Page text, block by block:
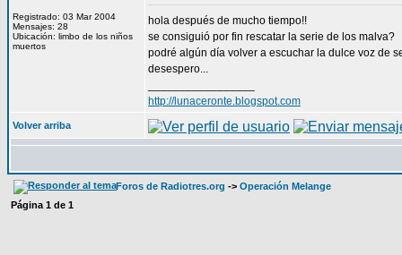
Registrado: 03 Mar 2004
Mensajes: 28
Ubicación: limbo de los niños
muertos
hola después de mucho tiempo!!
se consiguió por fin rescatar la serie de los malva?
podré algún día volver a escuchar la dulce voz de
desespero...
http://lunaceronte.blogspot.com
Volver arriba
Foros de Radiotres.org -> Operación Melange
Página 1 de 1